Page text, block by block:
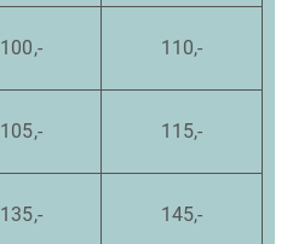
100,- 110,-
105,- 115,-
135,- 145,-